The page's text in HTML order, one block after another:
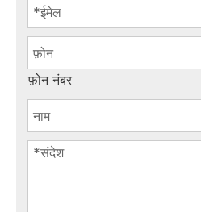
फ़ोन नंबर